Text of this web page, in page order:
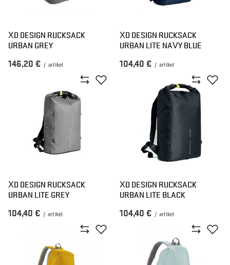
XD DESIGN RUCKSACK
URBAN GREY
146,20 € / artikel
XD DESIGN RUCKSACK
URBAN LITE NAVY BLUE
104,40 € / artikel
XD DESIGN RUCKSACK
URBAN LITE GREY
104,40 € / artikel
XD DESIGN RUCKSACK
URBAN LITE BLACK
104,40 € / artikel